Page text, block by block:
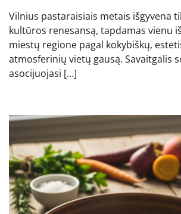
Vilnius pastaraisiais metais išgyvena
kultūros renesansą, tapdamas vienu
miestų regione pagal kokybiškų,
atmosferinių vietų gausą. Savaitgalis
asocijuojasi […]